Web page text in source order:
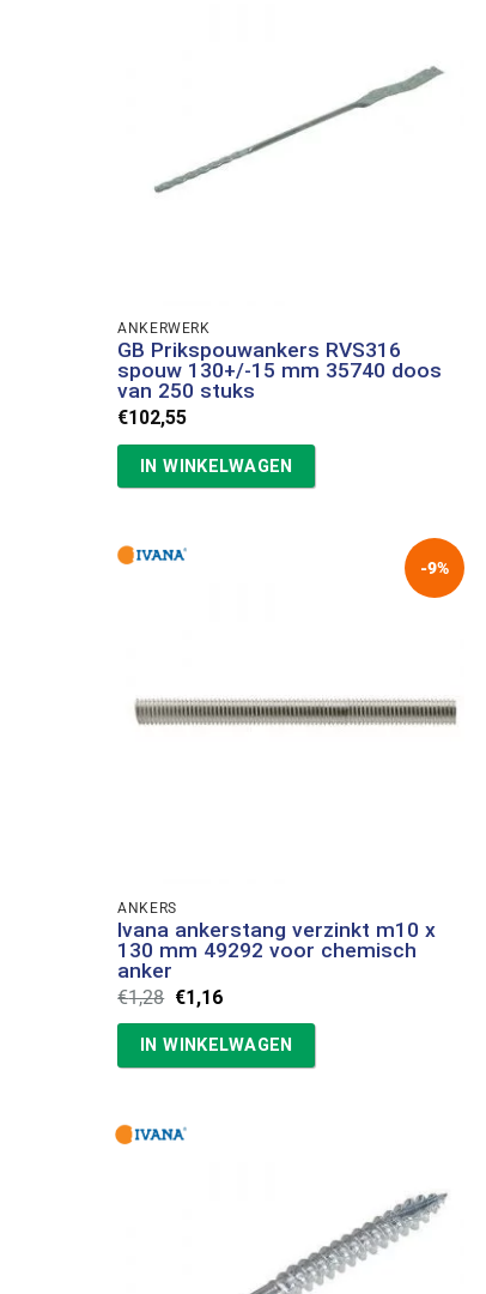
ANKERWERK
GB Prikspouwankers RVS316
spouw 130+/-15 mm 35740 doos
van 250 stuks
€102,55
IN WINKELWAGEN
-9%
ANKERS
Ivana ankerstang verzinkt m10 x
130 mm 49292 voor chemisch
anker
€1,28 Oorspronkelijke
prijs
€1,28.
€1,16Huidige
€1,16.
IN WINKELWAGEN